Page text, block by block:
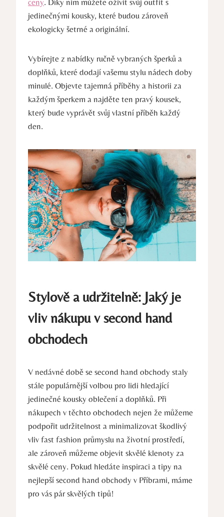
jedinečnými kousky, které budou zároveň
ekologicky šetrné a originální.
Vybírejte z nabídky ručně vybraných šperků a
doplňků, které dodají vašemu stylu nádech doby
minulé. Objevte tajemná příběhy a historii za
každým šperkem a najděte ten pravý kousek,
který bude vyprávět svůj vlastní příběh každý
den.
Stylově a udržitelně: Jaký je
vliv nákupu v second hand
obchodech
V nedávné době se second hand obchody staly
stále populárnější volbou pro lidi hledající
jedinečné kousky oblečení a doplňků. Při
nákupech v těchto obchodech nejen že můžeme
podpořit udržitelnost a minimalizovat škodlivý
vliv fast fashion průmyslu na životní prostředí,
ale zároveň můžeme objevit skvělé klenoty za
skvělé ceny. Pokud hledáte inspiraci a tipy na
nejlepší second hand obchody v Příbrami, máme
pro vás pár skvělých tipů!